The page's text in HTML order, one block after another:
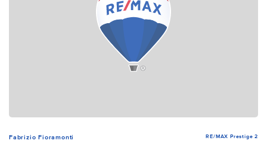
Fabrizio Fioramonti RE/MAX Prestige 2